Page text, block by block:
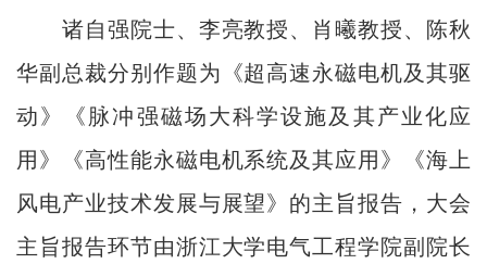
诸自强院士、李亮教授、肖曦教授、陈秋
华副总裁分别作题为《超高速永磁电机及其驱
动》《脉冲强磁场大科学设施及其产业化应
用》《高性能永磁电机系统及其应用》《海上
风电产业技术发展与展望》的主旨报告，大会
主旨报告环节由浙江大学电气工程学院副院长